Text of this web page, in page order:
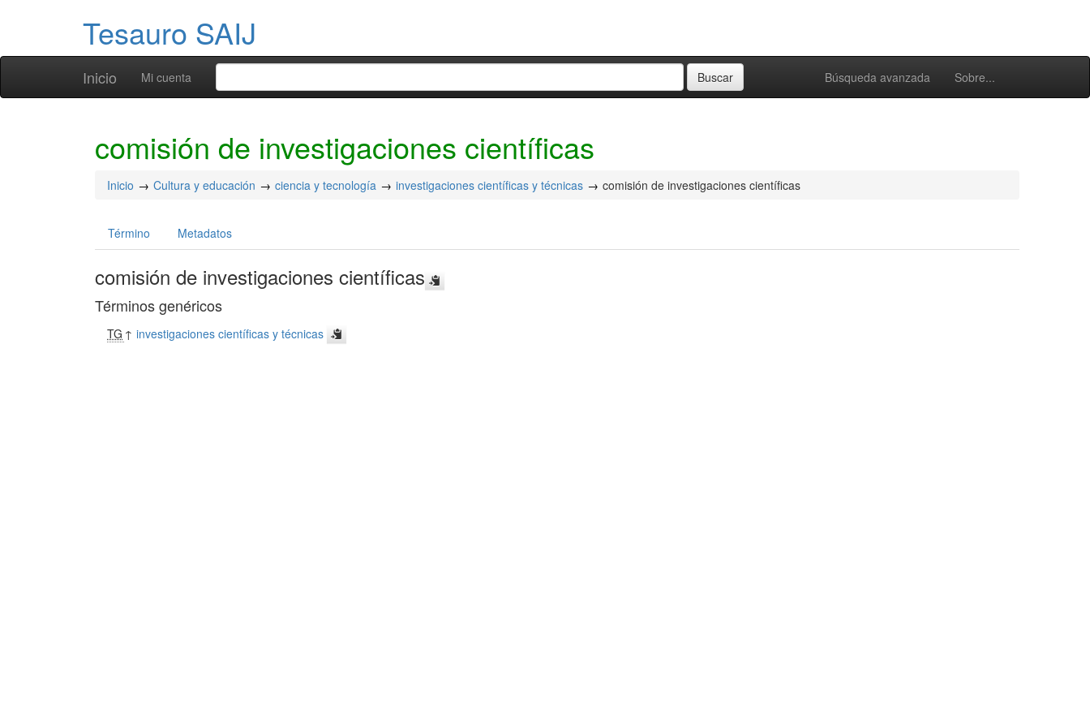
Tesauro SAIJ
Inicio Búsqueda avanzada Sobre...
Mi cuenta
comisión de investigaciones científicas
Inicio Cultura y educación ciencia y tecnología investigaciones científicas y técnicas comisión de investigaciones científicas
Término Metadatos
comisión de investigaciones científicas
Términos genéricos
TG ↑investigaciones científicas y técnicas